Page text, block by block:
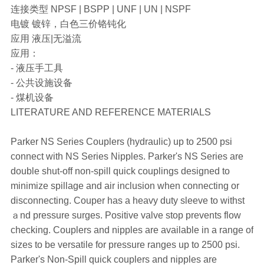
连接类型 NPSF | BSPP | UNF | UN | NSPF
电镀 镀锌，白色三价铬钝化
应用 液压|无溢流
应用：
- 液压手工具
- 公共设施设备
- 煤机设备
LITERATURE AND REFERENCE MATERIALS
Parker NS Series Couplers (hydraulic) up to 2500 psi
connect with NS Series Nipples. Parker's NS Series are
double shut-off non-spill quick couplings designed to
minimize spillage and air inclusion when connecting or
disconnecting. Couper has a heavy duty sleeve to withst
ａnd pressure surges. Positive valve stop prevents flow
checking. Couplers and nipples are available in a range of
sizes to be versatile for pressure ranges up to 2500 psi.
Parker's Non-Spill quick couplers and nipples are